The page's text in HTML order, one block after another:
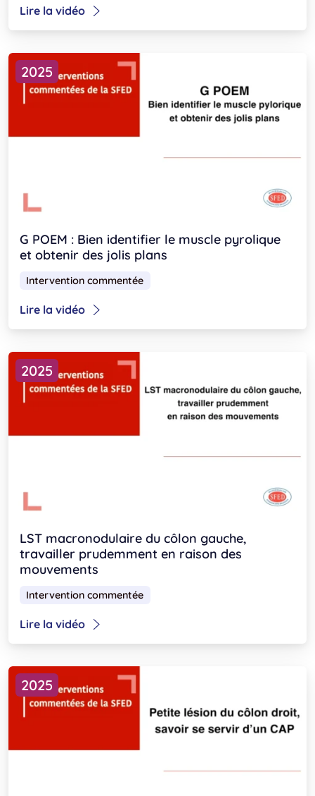
Lire la vidéo
2025
G POEM : Bien identifier le muscle pyrolique
et obtenir des jolis plans
Intervention commentée
Lire la vidéo
2025
LST macronodulaire du côlon gauche,
travailler prudemment en raison des
mouvements
Intervention commentée
Lire la vidéo
2025